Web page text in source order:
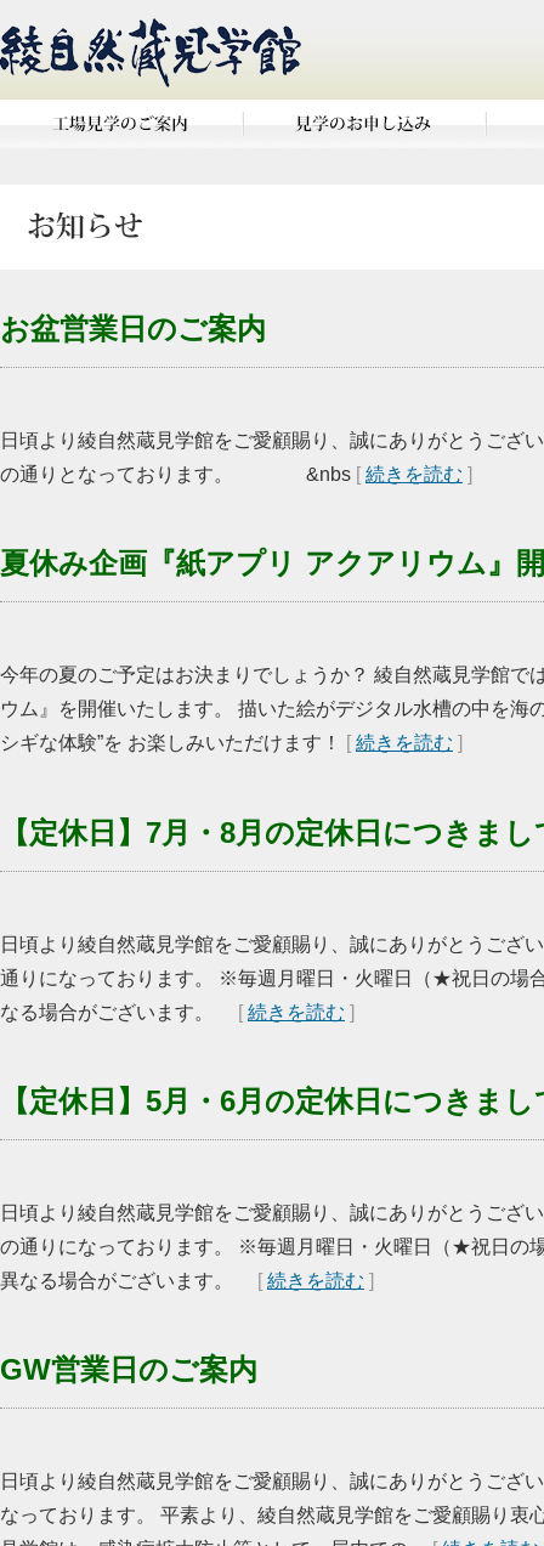
お盆営業日のご案内
日頃より綾自然蔵見学館をご愛顧賜り、誠にありがとうござ
の通りとなっております。 &nbs [続きを読む ]
夏休み企画『紙アプリ アクアリウム』
今年の夏のご予定はお決まりでしょうか？ 綾自然蔵見学館で
ウム』を開催いたします。 描いた絵がデジタル水槽の中を海
シギな体験”を お楽しみいただけます！
[続きを読む ]
【定休日】7月・8月の定休日につきまし
日頃より綾自然蔵見学館をご愛顧賜り、誠にありがとうござ
通りになっております。 ※毎週月曜日・火曜日（★祝日の場
なる場合がございます。
[続きを読む ]
【定休日】5月・6月の定休日につきまし
日頃より綾自然蔵見学館をご愛顧賜り、誠にありがとうござ
の通りになっております。 ※毎週月曜日・火曜日（★祝日の
異なる場合がございます。
[続きを読む ]
GW営業日のご案内
日頃より綾自然蔵見学館をご愛顧賜り、誠にありがとうござ
なっております。 平素より、綾自然蔵見学館をご愛顧賜り衷